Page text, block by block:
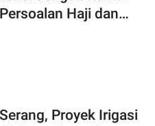
Haji dan
Proyek Irigasi